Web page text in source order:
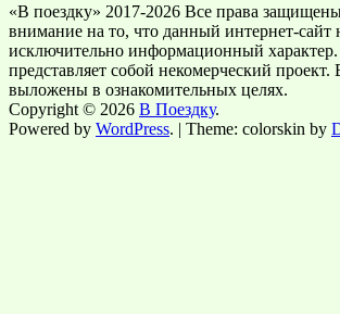
«В поездку» 2017-2026 Все права
внимание на то, что данный интернет-сайт
исключительно информационный
представляет собой некомерческий
выложены в ознакомительных целях.
Copyright © 2026 В Поездку.
Powered by WordPress. | Theme: colorskin by